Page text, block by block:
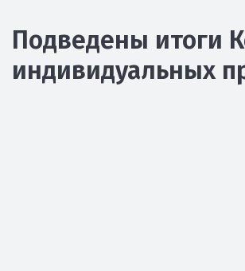
Подведены итоги
индивидуальных